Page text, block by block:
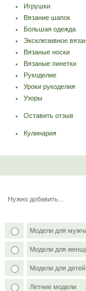
Игрушки
Вязание шапок
Большая одежда
Эксклюзивное
Вязаные носки
Вязаные пинетки
Рукоделие
Уроки рукоделия
Узоры
Оставить отзыв
Кулинария
Нужно добавить...
Модели для
Модели для
Модели для детей
Летние модели